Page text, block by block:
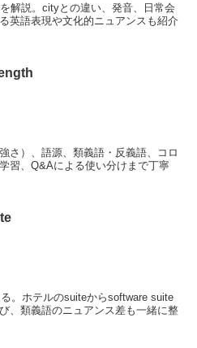
解説。cityとの違い、発音、日常会
英語表現や文化的ニュアンスも紹介
さ）、語源、類義語・反義語、コロ
習、Q&Aによる使い分けまで丁寧
。ホテルのsuiteからsoftware suite
、類義語のニュアンス差も一緒に整